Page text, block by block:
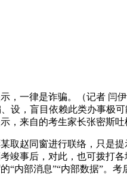
律是诈骗。（记者 闫伊
设，盲目依赖此类办事极
，来自的考生家长张密斯吐
赵同窗进行联络，只是
竣事后，对此，也可拨打
内部消息”“内部数据”。